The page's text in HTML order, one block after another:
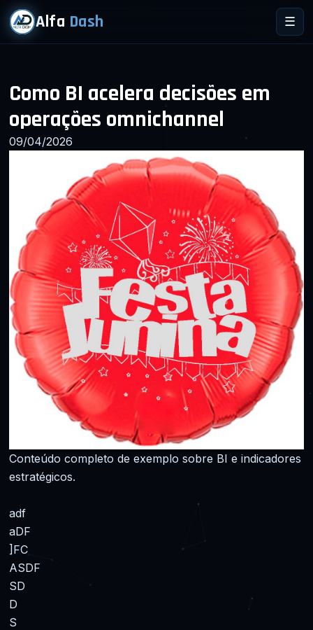
Alfa Dash ☰
Como BI acelera decisões em
operações omnichannel
09/04/2026
Conteúdo completo de exemplo sobre BI e indicadores
estratégicos.
adf
aDF
]FC
ASDF
SD
D
S